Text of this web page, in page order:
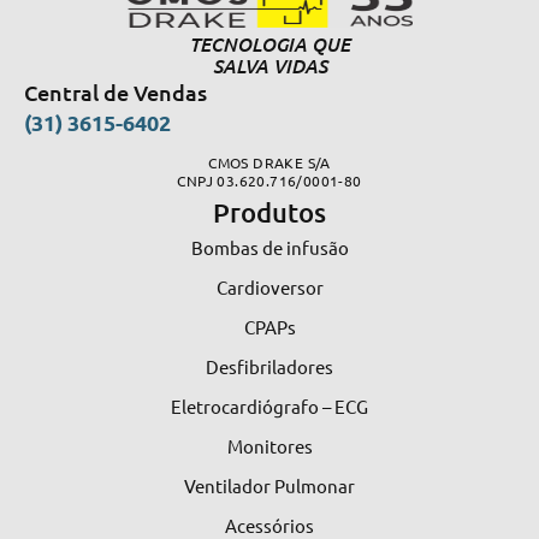
TECNOLOGIA QUE
SALVA VIDAS
Central de Vendas
(31) 3615-6402
CMOS DRAKE S/A
CNPJ 03.620.716/0001-80
Produtos
Bombas de infusão
Cardioversor
CPAPs
Desfibriladores
Eletrocardiógrafo – ECG
Monitores
Ventilador Pulmonar
Acessórios